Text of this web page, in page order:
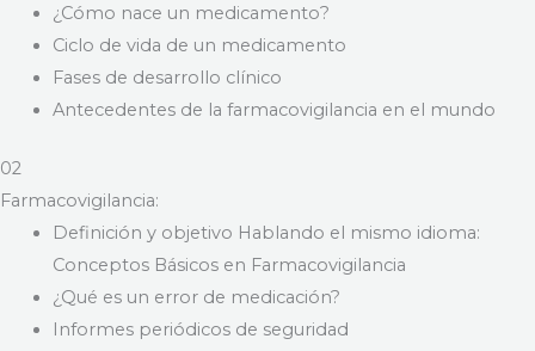
¿Cómo nace un medicamento?
Ciclo de vida de un medicamento
Fases de desarrollo clínico
Antecedentes de la farmacovigilancia en el mundo
02
Farmacovigilancia:
Definición y objetivo Hablando el mismo idioma:
Conceptos Básicos en Farmacovigilancia
¿Qué es un error de medicación?
Informes periódicos de seguridad